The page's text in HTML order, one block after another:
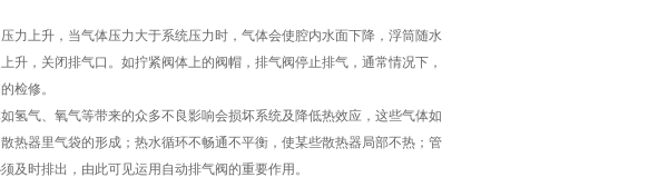
力上升，当气体压力大于系统压力时，气体会使腔内水面下降，浮筒随水
升，关闭排气口。如拧紧阀体上的阀帽，排气阀停止排气，通常情况下，
检修。
氢气、氧气等带来的众多不良影响会损坏系统及降低热效应，这些气体如
热器里气袋的形成；热水循环不畅通不平衡，使某些散热器局部不热；管
及时排出，由此可见运用自动排气阀的重要作用。